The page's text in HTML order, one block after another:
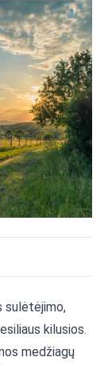
sulėtėjimo,
kilusios.
medžiagų